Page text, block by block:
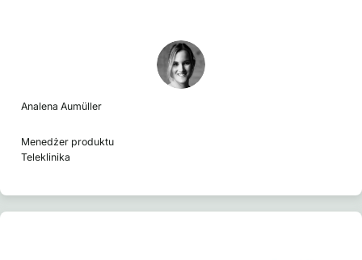
Analena Aumüller
Menedżer produktu
Teleklinika